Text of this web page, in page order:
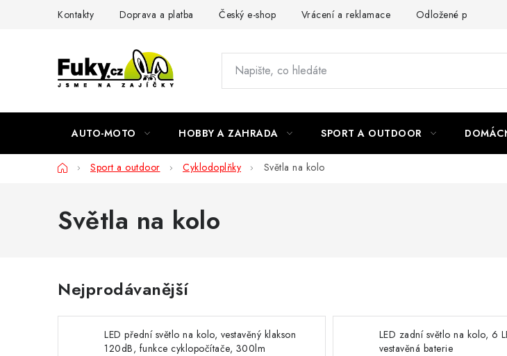
Kontakty Doprava a platba Český e-shop Vrácení a reklamace Odložené platby a
AUTO-MOTO HOBBY A ZAHRADA SPORT A OUTDOOR
DomůSport a outdoor Cyklodoplňky Světla na kolo
Světla na kolo
Nejprodávanější
LED přední světlo na kolo, vestavěný klakson
120dB, funkce cyklopočítače, 300lm
LED zadní světlo na kolo, 6
vestavěná baterie